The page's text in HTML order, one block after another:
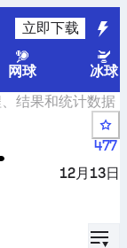
立即下载
网球
冰球
结果和统计数据
header
477
12月13日